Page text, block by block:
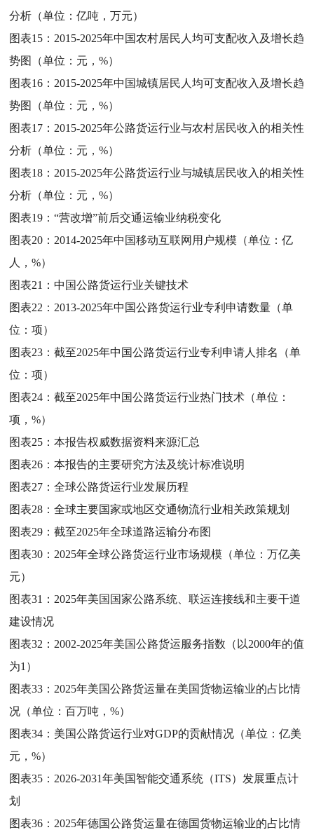
分析（单位：亿吨，万元）
图表15： 2015-2025年中国农村居民人均可支配收入及增长趋
势图（单位：元，%）
图表16： 2015-2025年中国城镇居民人均可支配收入及增长趋
势图（单位：元，%）
图表17： 2015-2025年公路货运行业与农村居民收入的相关性
分析（单位：元，%）
图表18： 2015-2025年公路货运行业与城镇居民收入的相关性
分析（单位：元，%）
图表19：“营改增”前后交通运输业纳税变化
图表20： 2014-2025年中国移动互联网用户规模（单位：亿
人，%）
图表21：中国公路货运行业关键技术
图表22： 2013-2025年中国公路货运行业专利申请数量（单
位：项）
图表23：截至2025年中国公路货运行业专利申请人排名（单
位：项）
图表24：截至2025年中国公路货运行业热门技术（单位：
项，%）
图表25：本报告权威数据资料来源汇总
图表26：本报告的主要研究方法及统计标准说明
图表27：全球公路货运行业发展历程
图表28：全球主要国家或地区交通物流行业相关政策规划
图表29：截至2025年全球道路运输分布图
图表30： 2025年全球公路货运行业市场规模（单位：万亿美
元）
图表31： 2025年美国国家公路系统、联运连接线和主要干道
建设情况
图表32： 2002-2025年美国公路货运服务指数（以2000年的值
为1）
图表33： 2025年美国公路货运量在美国货物运输业的占比情
况（单位：百万吨，%）
图表34： 美国公路货运行业对GDP的贡献情况（单位：亿美
元，%）
图表35： 2026-2031年美国智能交通系统（ITS）发展重点计
划
图表36： 2025年德国公路货运量在德国货物运输业的占比情